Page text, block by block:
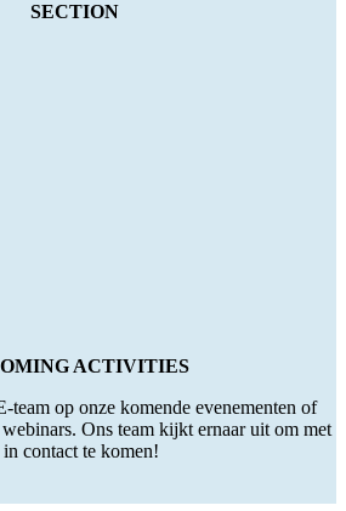
SECTION
ACTIVITIES
team op onze komende evenementen of
Ons team kijkt ernaar uit om met
in contact te komen!